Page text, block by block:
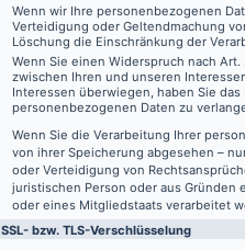
Wenn wir Ihre personenbezogenen
Verteidigung oder Geltendmachung
Löschung die Einschränkung der
Wenn Sie einen Widerspruch nach
zwischen Ihren und unseren
Interessen überwiegen, haben Sie
personenbezogenen Daten zu
Wenn Sie die Verarbeitung Ihrer
von ihrer Speicherung abgesehen –
oder Verteidigung von
juristischen Person oder aus
oder eines Mitgliedstaats verarbeitet
SSL- bzw. TLS-Verschlüsselung